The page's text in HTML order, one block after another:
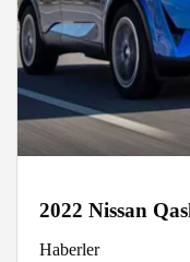
2022 Nissan
Haberler